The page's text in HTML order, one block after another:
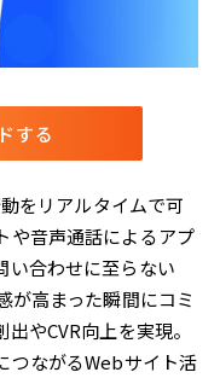
する
をリアルタイムで可
や音声通話によるアプ
い合わせに至らない
が高まった瞬間にコミ
やCVR向上を実現。
つながるWebサイト活